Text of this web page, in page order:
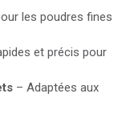
les poudres fines
et précis pour
– Adaptées aux